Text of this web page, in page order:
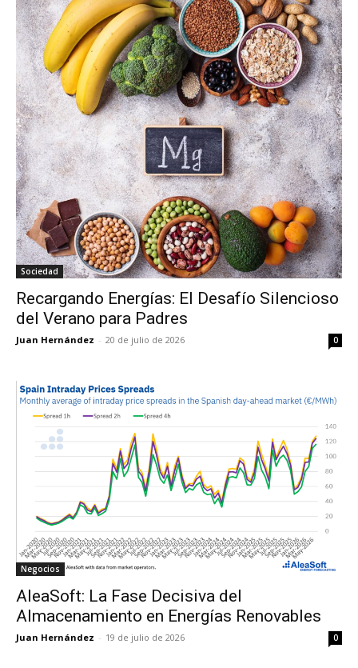
Sociedad
Recargando Energías: El Desafío Silencioso
del Verano para Padres
Juan Hernández - 20 de julio de 2026 0
Negocios
AleaSoft: La Fase Decisiva del
Almacenamiento en Energías Renovables
Juan Hernández - 19 de julio de 2026 0